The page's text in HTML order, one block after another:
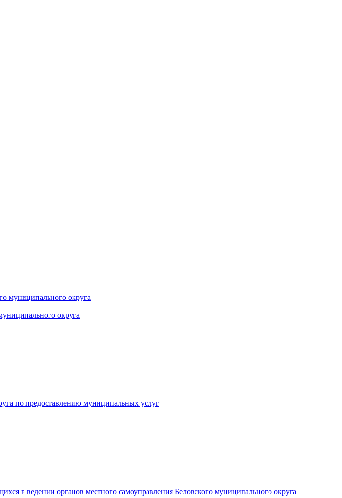
муниципального округа
округа
по предоставлению муниципальных услуг
в ведении органов местного самоуправления Беловского муниципального округа